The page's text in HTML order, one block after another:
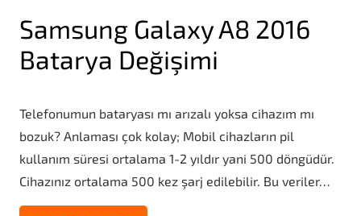
Samsung Galaxy A8 2016
Batarya Değişimi
Telefonumun bataryası mı arızalı yoksa cihazım mı
bozuk? Anlaması çok kolay; Mobil cihazların pil
kullanım süresi ortalama 1-2 yıldır yani 500 döngüdür.
Cihazınız ortalama 500 kez şarj edilebilir. Bu veriler…